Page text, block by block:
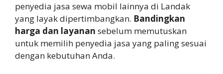
penyedia jasa sewa mobil lainnya di Landak
yang layak dipertimbangkan. Bandingkan
harga dan layanan sebelum memutuskan
untuk memilih penyedia jasa yang paling sesuai
dengan kebutuhan Anda.